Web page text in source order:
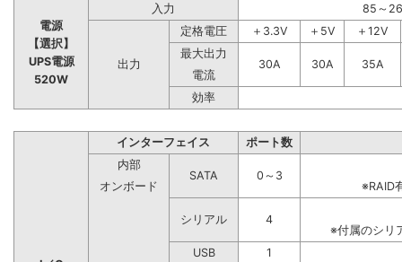
電源
【選択】
UPS電源
520W
入力 85～
出力
定格電圧 ＋3.3V ＋5V
＋12V
最大出力
30A
30A
35A
電流
効率
インターフェイス
ポート数
内部
SATA
0～3
オンボード
※RAID
シリアル
4
※付属のシリ
USB
1